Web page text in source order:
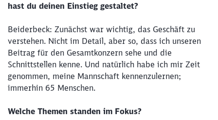
hast du deinen Einstieg gestaltet?
Beiderbeck: Zunächst war wichtig, das Geschäft zu
verstehen. Nicht im Detail, aber so, dass ich unseren
Beitrag für den Gesamtkonzern sehe und die
Schnittstellen kenne. Und natürlich habe ich mir Zeit
genommen, meine Mannschaft kennenzulernen;
immerhin 65 Menschen.
Welche Themen standen im Fokus?